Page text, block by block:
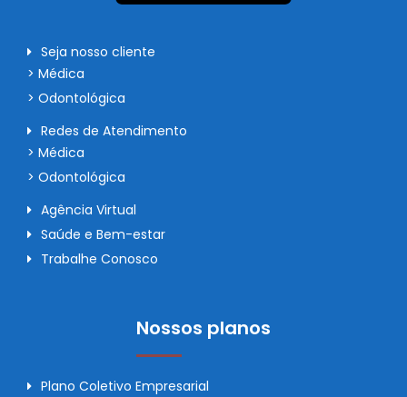
Seja nosso cliente
> Médica
> Odontológica
Redes de Atendimento
> Médica
> Odontológica
Agência Virtual
Saúde e Bem-estar
Trabalhe Conosco
Nossos planos
Plano Coletivo Empresarial